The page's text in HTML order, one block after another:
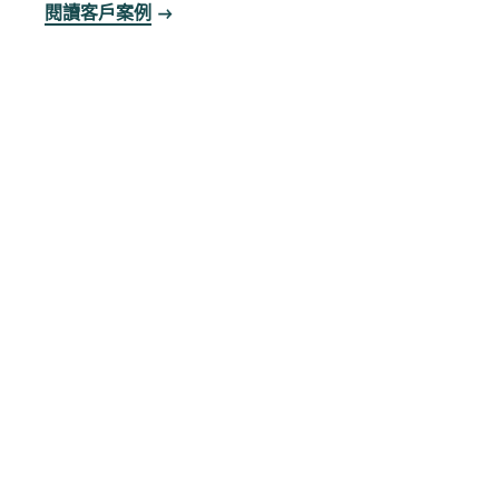
閱讀客戶案例